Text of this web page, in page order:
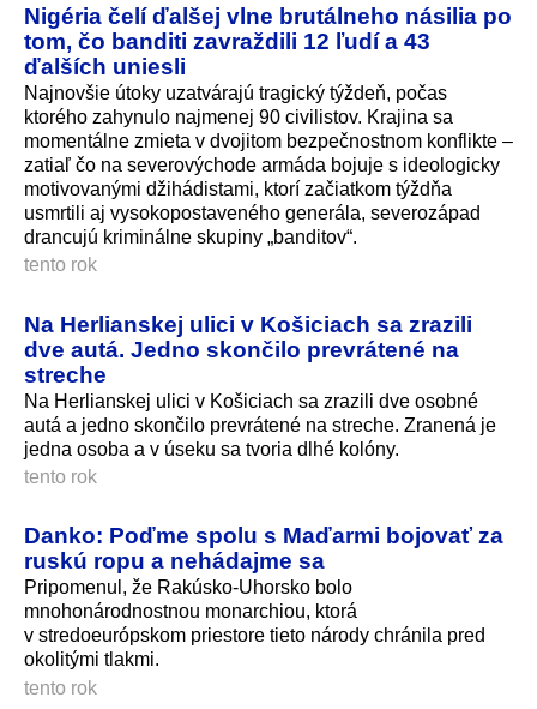
Nigéria čelí ďalšej vlne brutálneho násilia po
tom, čo banditi zavraždili 12 ľudí a 43
ďalších uniesli
Najnovšie útoky uzatvárajú tragický týždeň, počas
ktorého zahynulo najmenej 90 civilistov. Krajina sa
momentálne zmieta v dvojitom bezpečnostnom konflikte –
zatiaľ čo na severovýchode armáda bojuje s ideologicky
motivovanými džihádistami, ktorí začiatkom týždňa
usmrtili aj vysokopostaveného generála, severozápad
drancujú kriminálne skupiny „banditov“.
tento rok
Na Herlianskej ulici v Košiciach sa zrazili
dve autá. Jedno skončilo prevrátené na
streche
Na Herlianskej ulici v Košiciach sa zrazili dve osobné
autá a jedno skončilo prevrátené na streche. Zranená je
jedna osoba a v úseku sa tvoria dlhé kolóny.
tento rok
Danko: Poďme spolu s Maďarmi bojovať za
ruskú ropu a nehádajme sa
Pripomenul, že Rakúsko-Uhorsko bolo
mnohonárodnostnou monarchiou, ktorá
v stredoeurópskom priestore tieto národy chránila pred
okolitými tlakmi.
tento rok